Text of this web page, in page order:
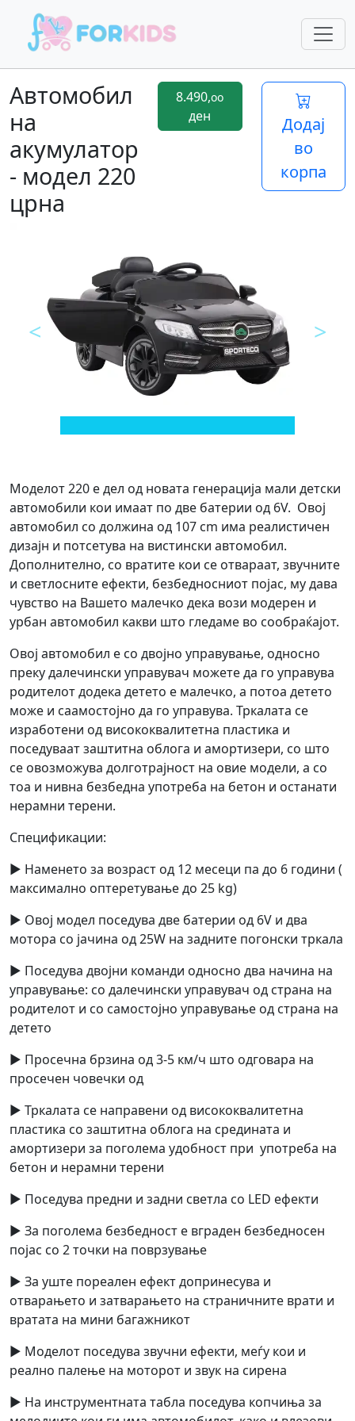
Автомобил
на
акумулатор
- модел 220
црна
8.490,oo
ден
Додај
во
корпа
<Предходно >
Моделот 220 е дел од новата генерација мали детски
автомобили кои имаат по две батерии од 6V. Овој
автомобил со должина од 107 cm има реалистичен
дизајн и потсетува на вистински автомобил.
Дополнително, со вратите кои се отвараат, звучните
и светлосните ефекти, безбедносниот појас, му дава
чувство на Вашето малечко дека вози модерен и
урбан автомобил какви што гледаме во сообраќајот.
Овој автомобил е со двојно управување, односно
преку далечински управувач можете да го управува
родителот додека детето е малечко, а потоа детето
може и саамостојно да го управува. Тркалата се
изработени од висококвалитетна пластика и
поседуваат заштитна облога и амортизери, со што
се овозможува долготрајност на овие модели, а со
тоа и нивна безбедна употреба на бетон и останати
нерамни терени.
Спецификации:
► Наменето за возраст од 12 месеци па до 6 години (
максимално оптеретување до 25 kg)
► Овој модел поседува две батерии од 6V и два
мотора со јачина од 25W на задните погонски тркала
► Поседува двојни команди односно два начина на
управување: со далечински управувач од страна на
родителот и со самостојно управување од страна на
детето
► Просечна брзина од 3-5 км/ч што одговара на
просечен човечки од
► Тркалата се направени од висококвалитетна
пластика со заштитна облога на средината и
амортизери за поголема удобност при употреба на
бетон и нерамни терени
► Поседува предни и задни светла со LED ефекти
► За поголема безбедност е вграден безбедносен
појас со 2 точки на поврзување
► За уште пореален ефект допринесува и
отварањето и затварањето на страничните врати и
вратата на мини багажникот
► Моделот поседува звучни ефекти, меѓу кои и
реално палење на моторот и звук на сирена
► На инструментната табла поседува копчиња за